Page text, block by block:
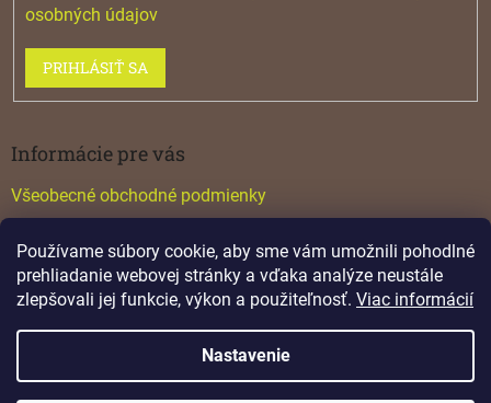
Používame súbory cookie, aby sme vám umožnili pohodlné
prehliadanie webovej stránky a vďaka analýze neustále
zlepšovali jej funkcie, výkon a použiteľnosť. Viac informácií
Nastavenie
osobných údajov
PRIHLÁSIŤ SA
Informácie pre vás
Všeobecné obchodné podmienky
Katalógy
Vytvoril Shoptet